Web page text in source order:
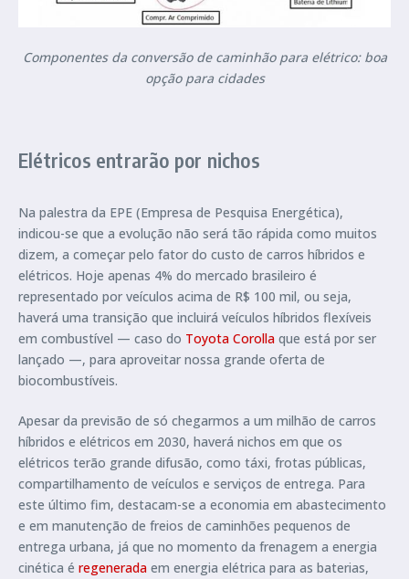
Componentes da conversão de caminhão para elétrico: boa
opção para cidades
Elétricos entrarão por nichos
Na palestra da EPE (Empresa de Pesquisa Energética),
indicou-se que a evolução não será tão rápida como muitos
dizem, a começar pelo fator do custo de carros híbridos e
elétricos. Hoje apenas 4% do mercado brasileiro é
representado por veículos acima de R$ 100 mil, ou seja,
haverá uma transição que incluirá veículos híbridos flexíveis
em combustível — caso do Toyota Corolla que está por ser
lançado —, para aproveitar nossa grande oferta de
biocombustíveis.
Apesar da previsão de só chegarmos a um milhão de carros
híbridos e elétricos em 2030, haverá nichos em que os
elétricos terão grande difusão, como táxi, frotas públicas,
compartilhamento de veículos e serviços de entrega. Para
este último fim, destacam-se a economia em abastecimento
e em manutenção de freios de caminhões pequenos de
entrega urbana, já que no momento da frenagem a energia
cinética é regenerada em energia elétrica para as baterias,